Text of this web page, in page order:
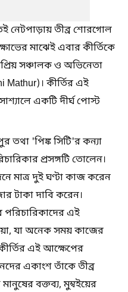
নেটপাড়ায় তীব্র শোরগোল
মাঝেই এবার কীর্তিকে
সঞ্চালক ও অভিনেতা
Mathur)। কীর্তির এই
একটি দীর্ঘ পোস্ট
'পিঙ্ক সিটি'র কন্যা
প্রসঙ্গটি তোলেন।
মাত্র দুই ঘণ্টা কাজ করেন
টাকা দাবি করেন।
পরিচারিকাদের এই
যা অনেক সময় কাজের
এই আক্ষেপের
একাংশ তাঁকে তীব্র
বক্তব্য, মুম্বইয়ের